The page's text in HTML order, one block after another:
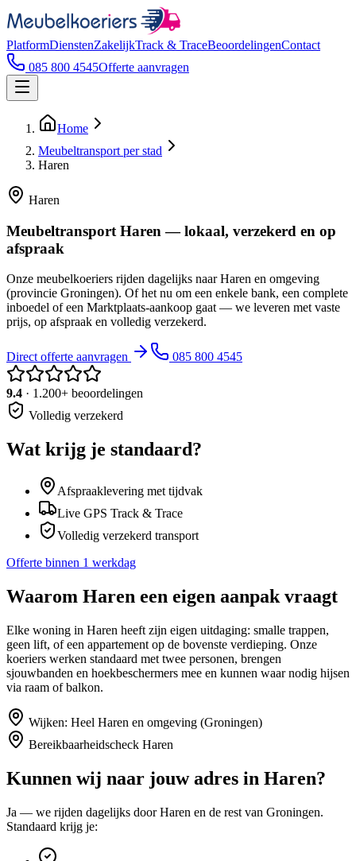
PlatformDienstenZakelijkTrack & TraceBeoordelingenContact
085 800 4545Offerte aanvragen
Home
Meubeltransport per stad
Haren
Haren
Meubeltransport Haren — lokaal, verzekerd en op
afspraak
Onze meubelkoeriers rijden dagelijks naar Haren en omgeving
(provincie Groningen). Of het nu om een enkele bank, een complete
inboedel of een Marktplaats-aankoop gaat — we leveren met vaste
prijs, op afspraak en volledig verzekerd.
Direct offerte aanvragen 085 800 4545
9.4 · 1.200+ beoordelingen
Volledig verzekerd
Wat krijg je standaard?
Afspraaklevering met tijdvak
Live GPS Track & Trace
Volledig verzekerd transport
Offerte binnen 1 werkdag
Waarom Haren een eigen aanpak vraagt
Elke woning in Haren heeft zijn eigen uitdaging: smalle trappen,
geen lift, of een appartement op de bovenste verdieping. Onze
koeriers werken standaard met twee personen, brengen
sjouwbanden en hoekbeschermers mee en kunnen waar nodig hijsen
via raam of balkon.
Wijken: Heel Haren en omgeving (Groningen)
Bereikbaarheidscheck Haren
Kunnen wij naar jouw adres in Haren?
Ja — we rijden dagelijks doorHaren en de rest van Groningen.
Standaard krijg je: